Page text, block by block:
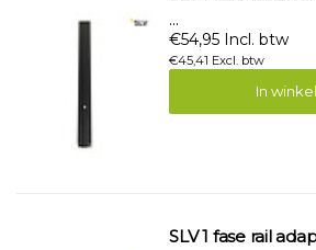
...
€54,95 Incl. btw
€45,41 Excl. btw
In
SLV 1 fase rail